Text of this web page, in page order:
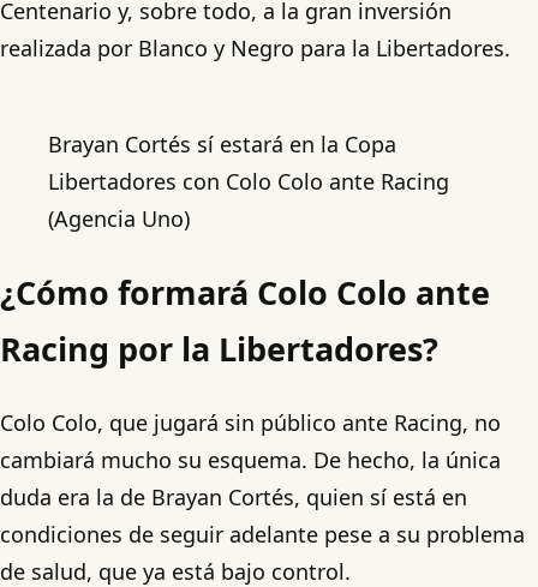
Centenario y, sobre todo, a la gran inversión
realizada por Blanco y Negro para la Libertadores.
Brayan Cortés sí estará en la Copa
Libertadores con Colo Colo ante Racing
(Agencia Uno)
¿Cómo formará Colo Colo ante
Racing por la Libertadores?
Colo Colo, que jugará sin público ante Racing, no
cambiará mucho su esquema. De hecho, la única
duda era la de Brayan Cortés, quien sí está en
condiciones de seguir adelante pese a su problema
de salud, que ya está bajo control.